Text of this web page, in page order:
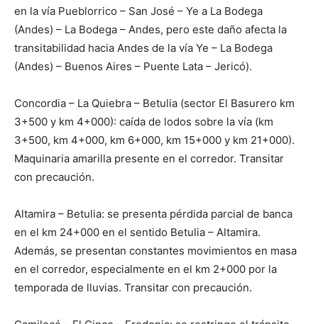
en la vía Pueblorrico – San José – Ye a La Bodega
(Andes) – La Bodega – Andes, pero este daño afecta la
transitabilidad hacia Andes de la vía Ye – La Bodega
(Andes) – Buenos Aires – Puente Lata – Jericó).
Concordia – La Quiebra – Betulia (sector El Basurero km
3+500 y km 4+000): caída de lodos sobre la vía (km
3+500, km 4+000, km 6+000, km 15+000 y km 21+000).
Maquinaria amarilla presente en el corredor. Transitar
con precaución.
Altamira – Betulia: se presenta pérdida parcial de banca
en el km 24+000 en el sentido Betulia – Altamira.
Además, se presentan constantes movimientos en masa
en el corredor, especialmente en el km 2+000 por la
temporada de lluvias. Transitar con precaución.